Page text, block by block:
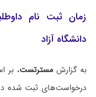
زمان ثبت نام
دانشگاه آزاد
به گزارش مسترتست، بر